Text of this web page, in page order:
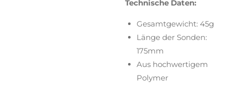
Technische Daten:
Gesamtgewicht: 45g
Länge der Sonden:
175mm
Aus hochwertigem
Polymer